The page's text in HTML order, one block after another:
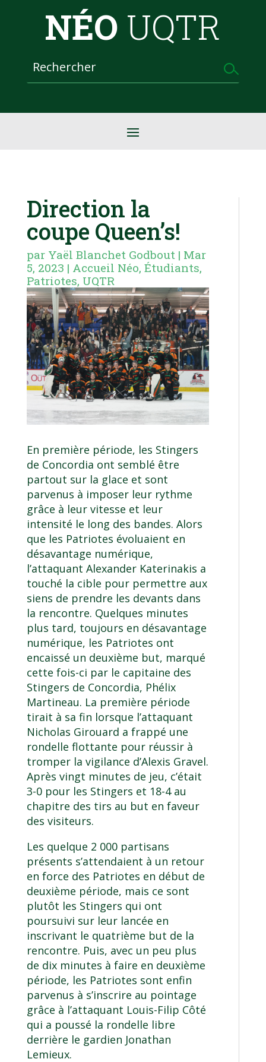
NÉO UQTR
Direction la
coupe Queen’s!
par Yaël Blanchet Godbout| Mar
5, 2023 | Accueil Néo, Étudiants,
Patriotes, UQTR
En première période, les Stingers
de Concordia ont semblé être
partout sur la glace et sont
parvenus à imposer leur rythme
grâce à leur vitesse et leur
intensité le long des bandes. Alors
que les Patriotes évoluaient en
désavantage numérique,
l’attaquant Alexander Katerinakis a
touché la cible pour permettre aux
siens de prendre les devants dans
la rencontre. Quelques minutes
plus tard, toujours en désavantage
numérique, les Patriotes ont
encaissé un deuxième but, marqué
cette fois-ci par le capitaine des
Stingers de Concordia, Phélix
Martineau. La première période
tirait à sa fin lorsque l’attaquant
Nicholas Girouard a frappé une
rondelle flottante pour réussir à
tromper la vigilance d’Alexis Gravel.
Après vingt minutes de jeu, c’était
3-0 pour les Stingers et 18-4 au
chapitre des tirs au but en faveur
des visiteurs.
Les quelque 2 000 partisans
présents s’attendaient à un retour
en force des Patriotes en début de
deuxième période, mais ce sont
plutôt les Stingers qui ont
poursuivi sur leur lancée en
inscrivant le quatrième but de la
rencontre. Puis, avec un peu plus
de dix minutes à faire en deuxième
période, les Patriotes sont enfin
parvenus à s’inscrire au pointage
grâce à l’attaquant Louis-Filip Côté
qui a poussé la rondelle libre
derrière le gardien Jonathan
Lemieux.